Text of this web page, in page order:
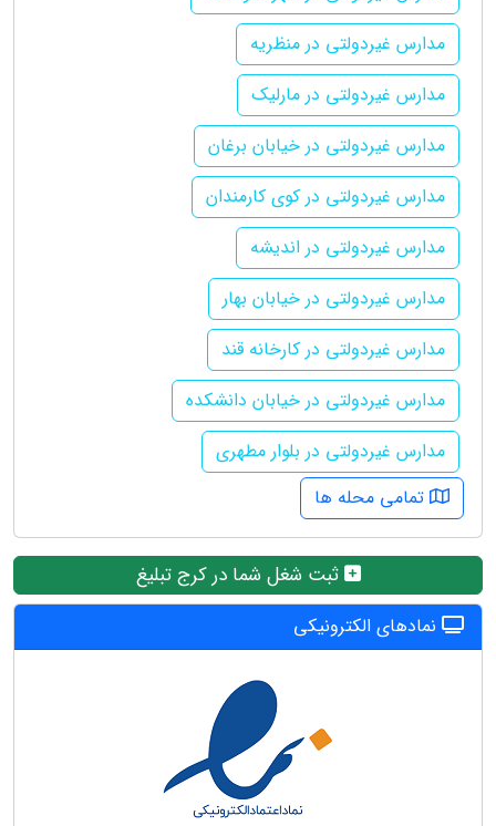
مدارس غیردولتی در منظریه
مدارس غیردولتی در مارلیک
مدارس غیردولتی در خیابان برغان
مدارس غیردولتی در کوی کارمندان
مدارس غیردولتی در اندیشه
مدارس غیردولتی در خیابان بهار
مدارس غیردولتی در کارخانه قند
مدارس غیردولتی در خیابان دانشکده
مدارس غیردولتی در بلوار مطهری
تمامی محله ها
ثبت شغل شما در کرج تبلیغ
نمادهای الکترونیکی